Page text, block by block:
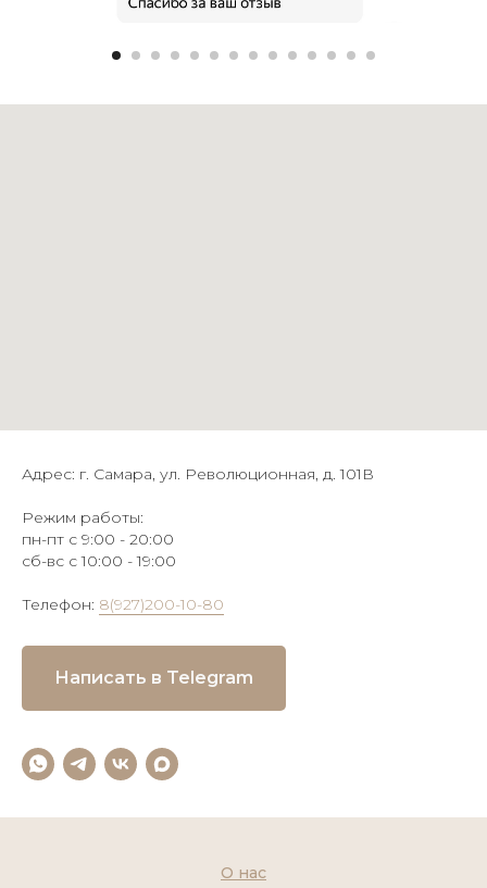
Адрес: г. Самара, ул. Революционная, д. 101В
Режим работы:
пн-пт с 9:00 - 20:00
сб-вс с 10:00 - 19:00
Телефон: 8(927)200-10-80
Написать в Telegram
О нас